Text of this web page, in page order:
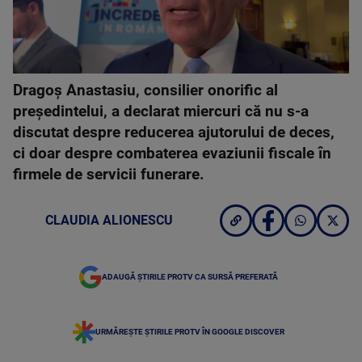
Dragoş Anastasiu, consilier onorific al
preşedintelui, a declarat miercuri că nu s-a
discutat despre reducerea ajutorului de deces,
ci doar despre combaterea evaziunii fiscale în
firmele de servicii funerare.
CLAUDIA ALIONESCU
ADAUGĂ ȘTIRILE PROTV CA SURSĂ PREFERATĂ
URMĂREȘTE ȘTIRILE PROTV ÎN GOOGLE DISCOVER